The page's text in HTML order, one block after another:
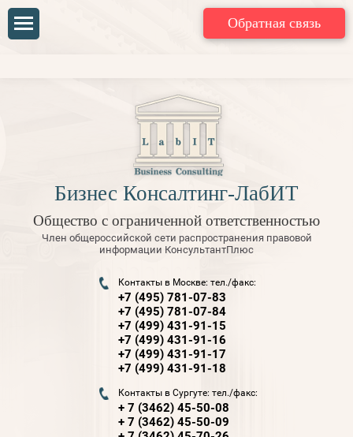
Обратная связь
Бизнес Консалтинг-ЛабИТ
Общество с ограниченной ответственностью
Член общероссийской сети распространения правовой
информации КонсультантПлюс
Контакты в Москве: тел./факс:
+7 (495) 781-07-83
+7 (495) 781-07-84
+7 (499) 431-91-15
+7 (499) 431-91-16
+7 (499) 431-91-17
+7 (499) 431-91-18
Контакты в Сургуте: тел./факс:
+ 7 (3462) 45-50-08
+ 7 (3462) 45-50-09